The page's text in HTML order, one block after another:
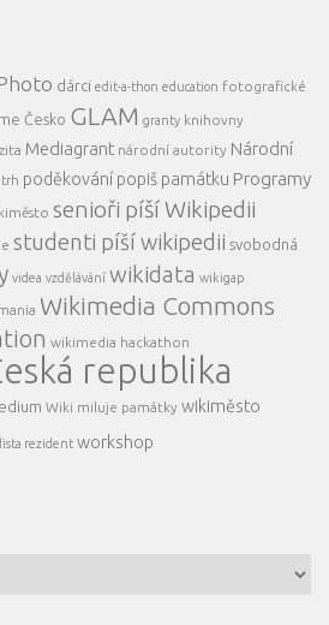
dárci edit-a-thon education fotografické
Česko GLAM granty knihovny
Mediagrant národní autority Národní
poděkování popiš památku Programy
senioři píší Wikipedii
studenti píší wikipedii svobodná
videa vzdělávání wikidata wikigap
Wikimedia Commons
wikimedia hackathon
republika
Wiki miluje památky wikiměsto
rezident workshop